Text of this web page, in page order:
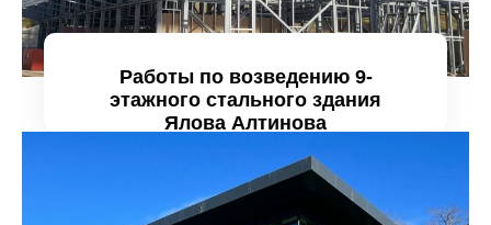
Работы по возведению 9-
этажного стального здания
Ялова Алтинова
Проанализируйте подробно